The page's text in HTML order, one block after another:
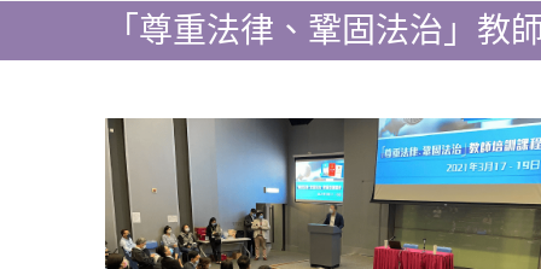
「尊重法律、鞏固法治」教